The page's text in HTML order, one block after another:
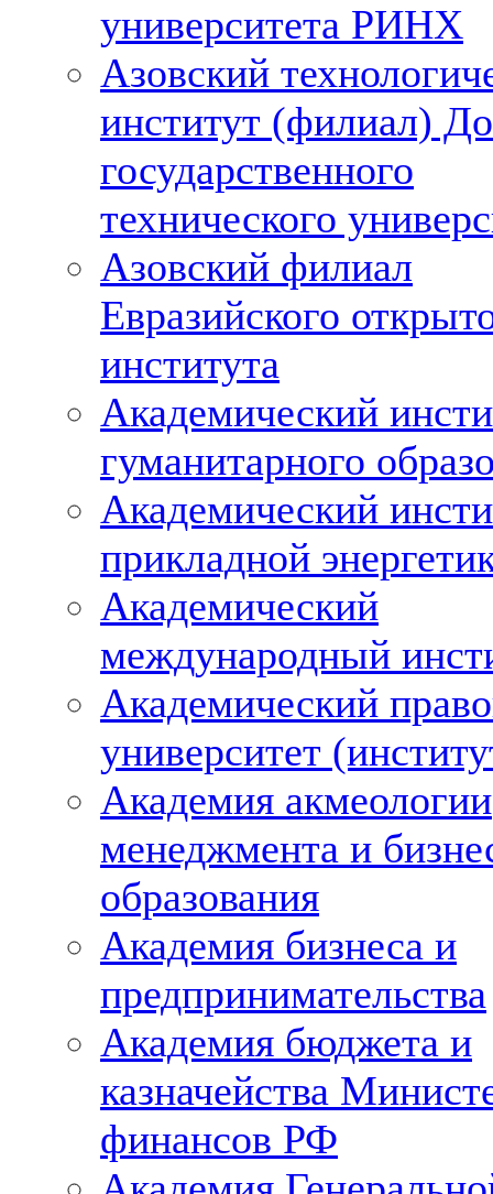
университета РИНХ
Азовский
институт (филиал)
государственного
технического
Азовский филиал
Евразийского
института
Академический
гуманитарного
Академический
прикладной
Академический
международный
Академический
университет
Академия акмеологии
менеджмента и
образования
Академия бизнеса и
предпринимательства
Академия бюджета и
казначейства
финансов РФ